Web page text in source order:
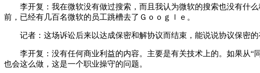
李开复：我在微软没有做过搜索，而且我认为微软的搜索也没有什么
前，已经有几百名微软的员工跳槽去了Ｇｏｏｇｌｅ。
记者：这场诉讼后来以达成保密和解协议而结束，能说说协议保密的
李开复：没有任何商业利益的内容。主要是有关技术上的。如果从“
也会这么做，这是一个职业操守的问题。